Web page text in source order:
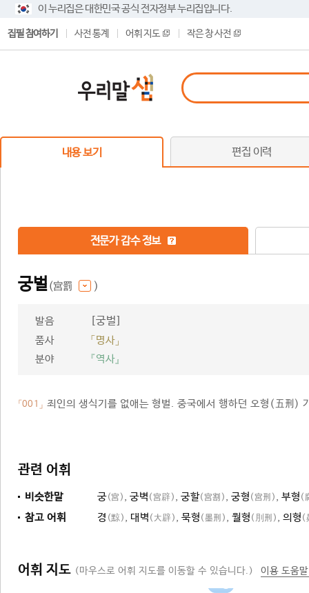
이 누리집은 대한민국 공식 전자정부 누리집입니다.
집필 참여하기 사전 통계 어휘 지도 작은 창 사전
내용 보기 편집 이력
전문가 감수 정보
궁벌(宮罰 )
발음 [궁벌]
품사
「명사」
분야
『역사』
「001」 죄인의 생식기를 없애는 형벌. 중국에서 행하던 오형(五刑)
관련 어휘
비슷한말 궁(宮) , 궁벽 (宮辟) , 궁할(宮割) , 궁형 (宮刑) , 부형 (
참고 어휘 경 (黥) , 대벽 (大辟) , 묵형 (墨刑) , 월형 (刖刑) , 의형 (
어휘 지도 (마우스로 어휘 지도를 이동할 수 있습니다.) 이용 도움